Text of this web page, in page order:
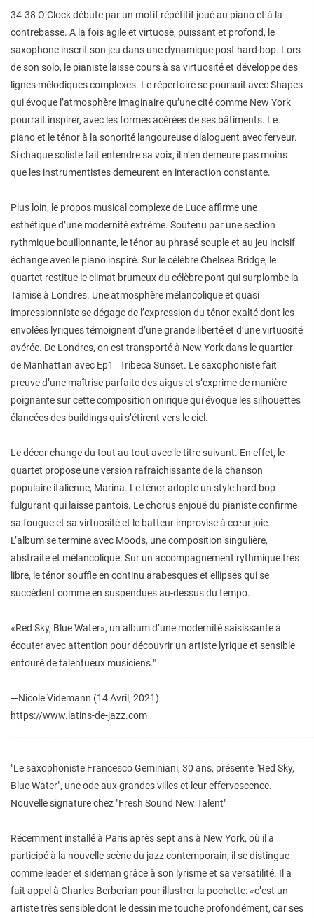
34-38 O’Clock débute par un motif répétitif joué au piano et à la
contrebasse. A la fois agile et virtuose, puissant et profond, le
saxophone inscrit son jeu dans une dynamique post hard bop. Lors
de son solo, le pianiste laisse cours à sa virtuosité et développe des
lignes mélodiques complexes. Le répertoire se poursuit avec Shapes
qui évoque l’atmosphère imaginaire qu’une cité comme New York
pourrait inspirer, avec les formes acérées de ses bâtiments. Le
piano et le ténor à la sonorité langoureuse dialoguent avec ferveur.
Si chaque soliste fait entendre sa voix, il n’en demeure pas moins
que les instrumentistes demeurent en interaction constante.
Plus loin, le propos musical complexe de Luce affirme une
esthétique d’une modernité extrême. Soutenu par une section
rythmique bouillonnante, le ténor au phrasé souple et au jeu incisif
échange avec le piano inspiré. Sur le célèbre Chelsea Bridge, le
quartet restitue le climat brumeux du célèbre pont qui surplombe la
Tamise à Londres. Une atmosphère mélancolique et quasi
impressionniste se dégage de l’expression du ténor exalté dont les
envolées lyriques témoignent d’une grande liberté et d’une virtuosité
avérée. De Londres, on est transporté à New York dans le quartier
de Manhattan avec Ep1_ Tribeca Sunset. Le saxophoniste fait
preuve d’une maîtrise parfaite des aigus et s’exprime de manière
poignante sur cette composition onirique qui évoque les silhouettes
élancées des buildings qui s’étirent vers le ciel.
Le décor change du tout au tout avec le titre suivant. En effet, le
quartet propose une version rafraîchissante de la chanson
populaire italienne, Marina. Le ténor adopte un style hard bop
fulgurant qui laisse pantois. Le chorus enjoué du pianiste confirme
sa fougue et sa virtuosité et le batteur improvise à cœur joie.
L’album se termine avec Moods, une composition singulière,
abstraite et mélancolique. Sur un accompagnement rythmique très
libre, le ténor souffle en continu arabesques et ellipses qui se
succèdent comme en suspendues au-dessus du tempo.
«Red Sky, Blue Water», un album d’une modernité saisissante à
écouter avec attention pour découvrir un artiste lyrique et sensible
entouré de talentueux musiciens."
—Nicole Videmann (14 Avril, 2021)
https://www.latins-de-jazz.com
"Le saxophoniste Francesco Geminiani, 30 ans, présente "Red Sky,
Blue Water", une ode aux grandes villes et leur effervescence.
Nouvelle signature chez "Fresh Sound New Talent"
Récemment installé à Paris après sept ans à New York, où il a
participé à la nouvelle scène du jazz contemporain, il se distingue
comme leader et sideman grâce à son lyrisme et sa versatilité. Il a
fait appel à Charles Berberian pour illustrer la pochette: «c’est un
artiste très sensible dont le dessin me touche profondément, car ses